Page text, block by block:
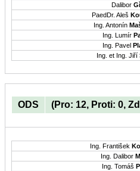
Dalibor
PaedDr. Aleš
Ing. Antonín
Ing. Lumír
Ing. Pavel
Ing. et Ing. Jiří
ODS (Pro: 12, Proti: 0,
Ing. František
Ing. Dalibor
Ing. Tomáš